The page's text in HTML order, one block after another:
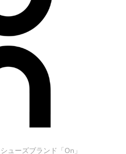
ューズブランド「On」